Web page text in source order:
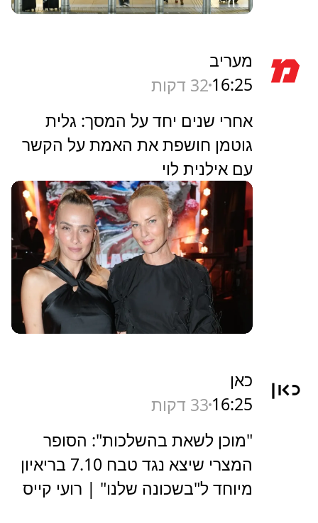
מעריב
16:25 32 דקות
אחרי שנים יחד על המסך: גלית
גוטמן חושפת את האמת על הקשר
עם אילנית לוי
כאן
16:25 33 דקות
"מוכן לשאת בהשלכות": הסופר
המצרי שיצא נגד טבח 7.10 בריאיון
מיוחד ל"בשכונה שלנו" | רועי קייס